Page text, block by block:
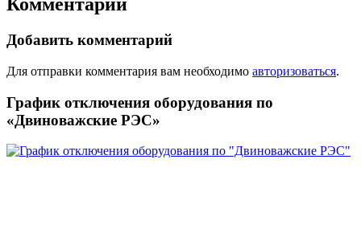
Добавить комментарий
Для отправки комментария вам необходимо авторизоваться.
График отключения оборудования по
«Двиноважские РЭС»